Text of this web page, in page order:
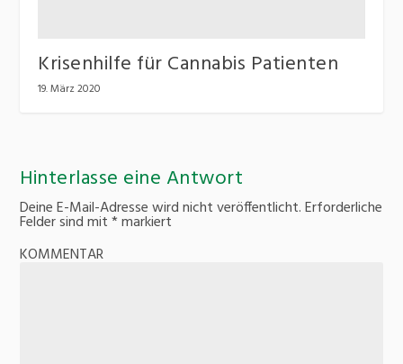
Krisenhilfe für Cannabis Patienten
19. März 2020
Hinterlasse eine Antwort
Deine E-Mail-Adresse wird nicht veröffentlicht. Erforderliche
Felder sind mit*markiert
KOMMENTAR